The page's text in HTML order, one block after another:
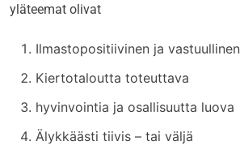
yläteemat olivat
Ilmastopositiivinen ja vastuullinen
Kiertotaloutta toteuttava
hyvinvointia ja osallisuutta luova
Älykkäästi tiivis – tai väljä